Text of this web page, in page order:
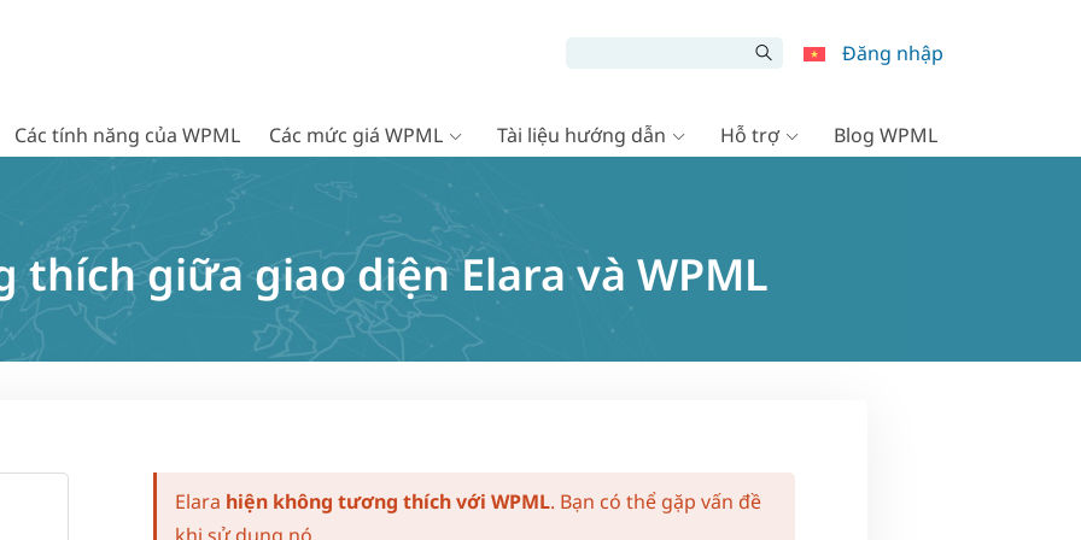
Đăng nhập
Các tính năng của WPML Các mức giá WPML Tài liệu hướng dẫn Hỗ trợ Blog WPML
thích giữa giao diện Elara và WPML
Elara hiện không tương thích với WPML. Bạn có thể gặp vấn đề